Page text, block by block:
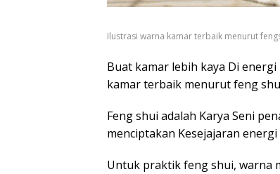
Ilustrasi warna kamar terbaik menurut
Buat kamar lebih kaya Di
kamar terbaik menurut feng
Feng shui adalah Karya Seni
menciptakan Kesejajaran
Untuk praktik feng shui, warna